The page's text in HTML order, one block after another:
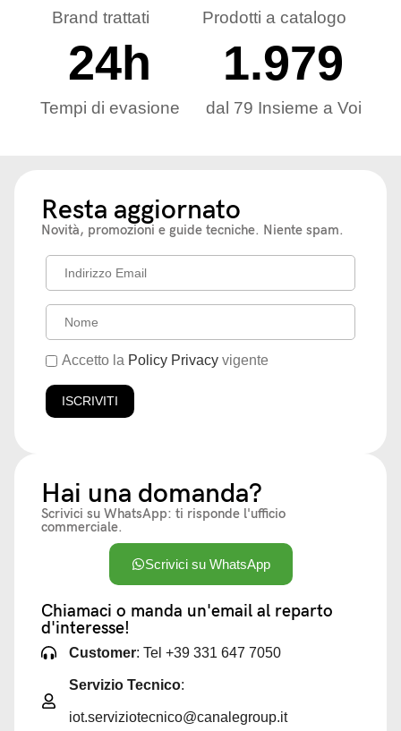
Brand trattati Prodotti a catalogo
Tempi di evasione
24h
dal 79 Insieme a Voi
1.979
Resta aggiornato
Novità, promozioni e guide tecniche. Niente spam.
Accetto la Policy Privacy vigente
Hai una domanda?
Scrivici su WhatsApp: ti risponde l'ufficio
commerciale.
Scrivici su WhatsApp
Chiamaci o manda un'email al reparto
d'interesse!
Customer: Tel +39 331 647 7050
Servizio Tecnico:
iot.serviziotecnico@canalegroup.it